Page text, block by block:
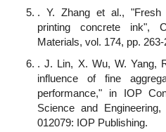
. Y. Zhang et al.,
printing concrete ink",
Materials, vol. 174, pp.
. J. Lin, X. Wu, W. Yang,
influence of fine
performance," in IOP
Science and
012079: IOP Publishing.